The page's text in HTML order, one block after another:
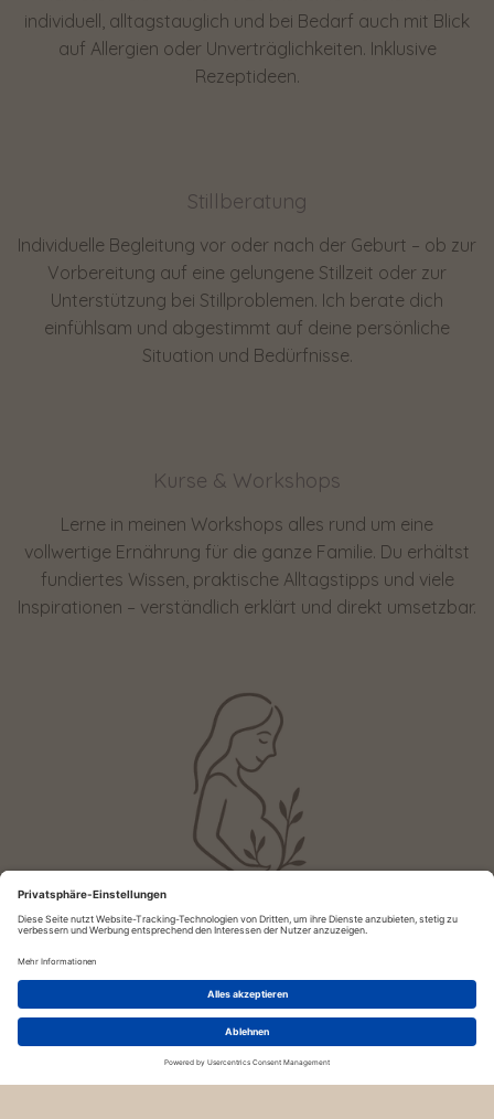
individuell, alltagstauglich und bei Bedarf auch mit Blick
auf Allergien oder Unverträglichkeiten. Inklusive
Rezeptideen.
Stillberatung
Individuelle Begleitung vor oder nach der Geburt – ob zur
Vorbereitung auf eine gelungene Stillzeit oder zur
Unterstützung bei Stillproblemen. Ich berate dich
einfühlsam und abgestimmt auf deine persönliche
Situation und Bedürfnisse.
Kurse & Workshops
Lerne in meinen Workshops alles rund um eine
vollwertige Ernährung für die ganze Familie. Du erhältst
fundiertes Wissen, praktische Alltagstipps und viele
Inspirationen – verständlich erklärt und direkt umsetzbar.